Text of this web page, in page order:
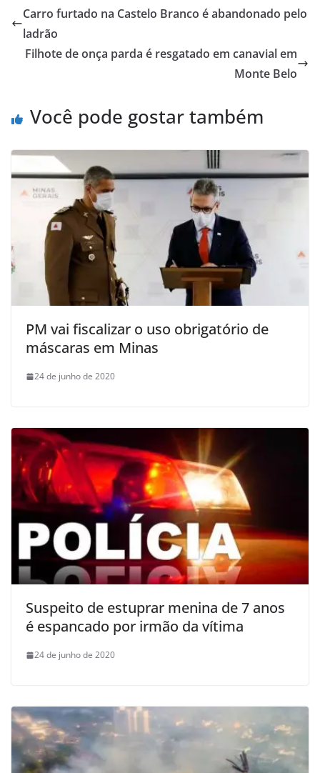
Carro furtado na Castelo Branco é abandonado pelo
ladrão
Filhote de onça parda é resgatado em canavial em
Monte Belo
Você pode gostar também
PM vai fiscalizar o uso obrigatório de
máscaras em Minas
24 de junho de 2020
Suspeito de estuprar menina de 7 anos
é espancado por irmão da vítima
24 de junho de 2020